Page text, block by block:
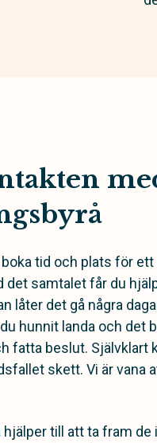
tid och plats för
det samtalet får du
låter det gå några
hunnit landa och det
fatta beslut. Självklart
skett. Vi är vana
hjälper till att ta fram